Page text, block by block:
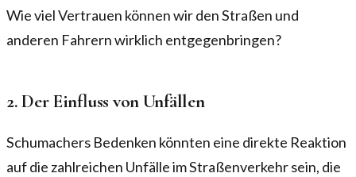
Wie viel Vertrauen können wir den Straßen und
anderen Fahrern wirklich entgegenbringen?
2. Der Einfluss von Unfällen
Schumachers Bedenken könnten eine direkte Reaktion
auf die zahlreichen Unfälle im Straßenverkehr sein, die